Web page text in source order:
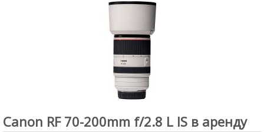
Canon RF 70-200mm f/2.8 L IS в аренду